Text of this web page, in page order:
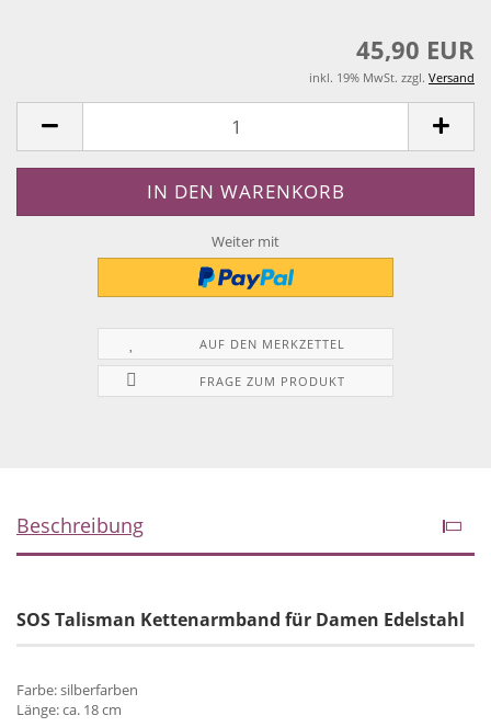
45,90 EUR
inkl. 19% MwSt. zzgl. Versand
Weiter mit
AUF DEN MERKZETTEL
FRAGE ZUM PRODUKT
Beschreibung
SOS Talisman Kettenarmband für Damen Edelstahl
Farbe: silberfarben
Länge: ca. 18 cm